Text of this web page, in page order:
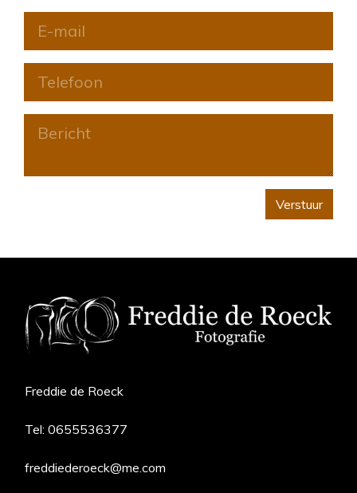
Verstuur
Freddie de Roeck
Tel: 0655536377
freddiederoeck@me.com